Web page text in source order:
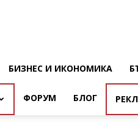
БИЗНЕС И ИКОНОМИКА
ФОРУМ БЛОГ